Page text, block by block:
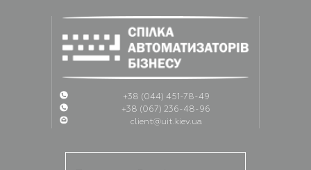
+38 (044) 451-78-49
+38 (067) 236-48-96
client@uit.kiev.ua